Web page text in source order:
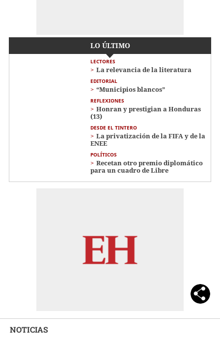
LO ÚLTIMO
LECTORES
La relevancia de la literatura
EDITORIAL
“Municipios blancos”
REFLEXIONES
Honran y prestigian a Honduras
(13)
DESDE EL TINTERO
La privatización de la FIFA y de la
ENEE
POLÍTICOS
Recetan otro premio diplomático
para un cuadro de Libre
NOTICIAS